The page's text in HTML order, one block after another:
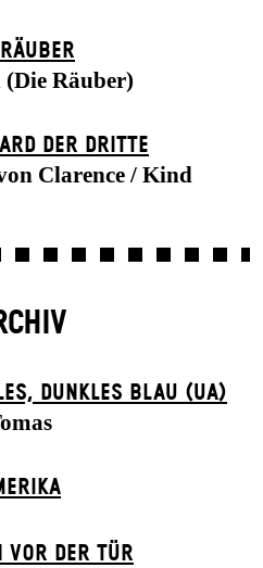
Räuber)
DER DRITTE
Clarence / Kind
DUNK­LES BLAU (UA)
DER TÜR